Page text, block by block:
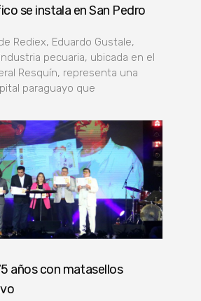
se instala en San Pedro
Rediex, Eduardo Gustale,
pecuaria, ubicada en el
Resquín, representa una
paraguayo que
años con matasellos